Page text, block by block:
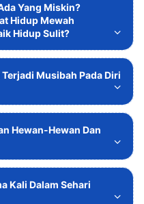
Yang Miskin?
Hidup Mewah
Hidup Sulit?
Musibah Pada Diri
Hewan-Hewan Dan
Kali Dalam Sehari